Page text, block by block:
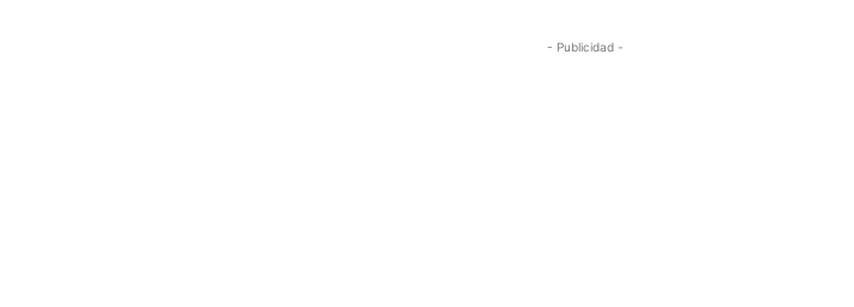
- Publicidad -